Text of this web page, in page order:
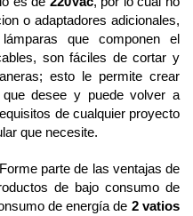
o adaptadores adicionales,
que componen el
son fáciles de cortar y
esto le permite crear
que desee y puede volver a
de cualquier proyecto
que necesite.
Forme parte de las ventajas de
de bajo consumo de
de energía de 2 vatios